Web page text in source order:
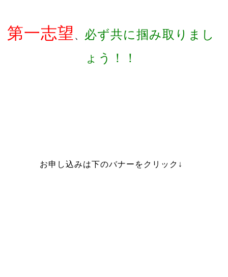
第一志望 、 必ず共に掴み取りまし
ょう！！
お申し込みは下のバナーをクリック↓